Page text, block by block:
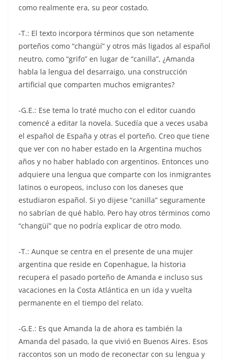
como realmente era, su peor costado.
-T.: El texto incorpora términos que son netamente
porteños como “changüí” y otros más ligados al español
neutro, como “grifo” en lugar de “canilla”, ¿Amanda
habla la lengua del desarraigo, una construcción
artificial que comparten muchos emigrantes?
-G.E.: Ese tema lo traté mucho con el editor cuando
comencé a editar la novela. Sucedía que a veces usaba
el español de España y otras el porteño. Creo que tiene
que ver con no haber estado en la Argentina muchos
años y no haber hablado con argentinos. Entonces uno
adquiere una lengua que comparte con los inmigrantes
latinos o europeos, incluso con los daneses que
estudiaron español. Si yo dijese “canilla” seguramente
no sabrían de qué hablo. Pero hay otros términos como
“changüí” que no podría explicar de otro modo.
-T.: Aunque se centra en el presente de una mujer
argentina que reside en Copenhague, la historia
recupera el pasado porteño de Amanda e incluso sus
vacaciones en la Costa Atlántica en un ida y vuelta
permanente en el tiempo del relato.
-G.E.: Es que Amanda la de ahora es también la
Amanda del pasado, la que vivió en Buenos Aires. Esos
raccontos son un modo de reconectar con su lengua y